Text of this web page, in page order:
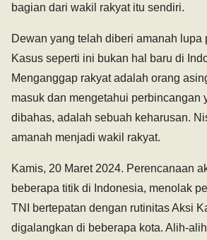
bagian dari wakil rakyat itu sendiri.
Dewan yang telah diberi amanah lupa
Kasus seperti ini bukan hal baru di
Menganggap rakyat adalah orang
masuk dan mengetahui perbincangan
dibahas, adalah sebuah keharusan.
amanah menjadi wakil rakyat.
Kamis, 20 Maret 2024. Perencanaan
beberapa titik di Indonesia, menolak
TNI bertepatan dengan rutinitas Aksi
digalangkan di beberapa kota. Alih-